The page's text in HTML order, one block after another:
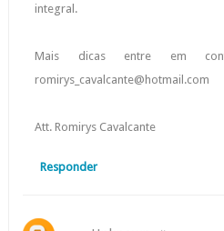
integral.
Mais dicas entre em
romirys_cavalcante@hotmail.com
Att. Romirys Cavalcante
Responder